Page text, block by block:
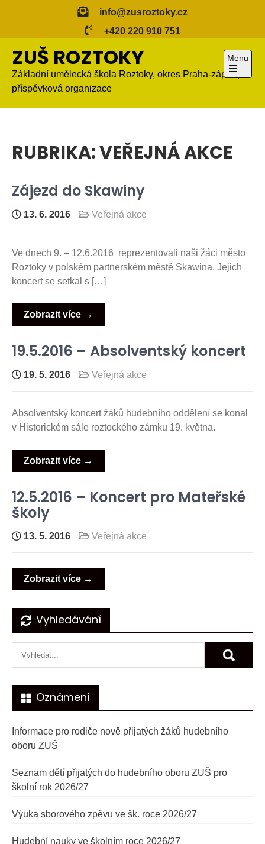
info@zusroztoky.cz
+420 220 910 751
ZUŠ ROZTOKY
Základní umělecká škola Roztoky, okres Praha-západ,
příspěvková organizace
Menu
Open
menu
RUBRIKA:VEŘEJNÁ AKCE
Zájezd do Skawiny
13. 6. 2016 Veřejná akce
Ve dnech 9. – 12.6.2016 reprezentovali naši žáci město
Roztoky v polském partnerském městě Skawina. Jejich
koncert se setkal s […]
Zobrazit více →
19.5.2016 – Absolventský koncert
19. 5. 2016 Veřejná akce
Absolventský koncert žáků hudebního oddělení se konal
v Historickém sále roztockého zámku 19. května.
Zobrazit více →
12.5.2016 – Koncert pro Mateřské
školy
13. 5. 2016 Veřejná akce
Zobrazit více →
Navigace
pro
příspěvky
Vyhledávání
Oznámení
Informace pro rodiče nově přijatých žáků hudebního
oboru ZUŠ
Seznam dětí přijatých do hudebního oboru ZUŠ pro
školní rok 2026/27
Výuka sborového zpěvu ve šk. roce 2026/27
Hudební nauky ve školním roce 2026/27